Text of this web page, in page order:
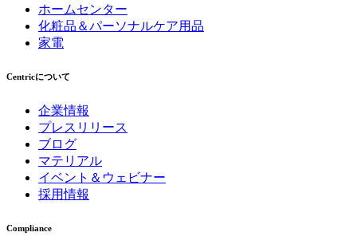
ホームセンター
化粧品＆パーソナルケア用品
家電
Centricについて
企業情報
プレスリリース
ブログ
マテリアル
イベント＆ウェビナー
採用情報
Compliance